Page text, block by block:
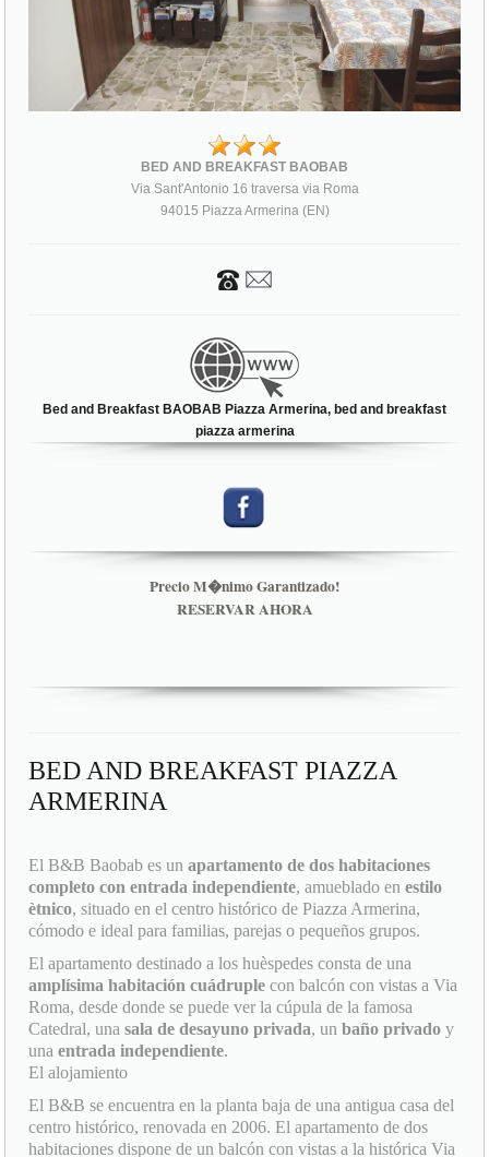
Via Sant'Antonio 16 traversa via Roma
94015 Piazza Armerina (EN)
Bed and Breakfast BAOBAB Piazza Armerina, bed and breakfast
piazza armerina
RESERVAR AHORA
ARMERINA
ètnico, situado en el centro histórico de Piazza Armerina,
cómodo e ideal para familias, parejas o pequeños grupos.
El apartamento destinado a los huèspedes consta de una
amplísima habitación cuádruplecon balcón con vistas a Via
Roma, desde donde se puede ver la cúpula de la famosa
Catedral, unasala de desayuno privada, unbaño privadoy
unaentrada independiente.
El alojamiento
El B&B se encuentra en la planta baja de una antigua casa del
centro histórico, renovada en 2006. El apartamento de dos
habitaciones dispone de un balcón con vistas a la histórica Via
Roma, recorrido oficial delPalio dei Normanni, la fiesta más
esperada del año que se celebra los días 12, 13 y 14 de agosto.